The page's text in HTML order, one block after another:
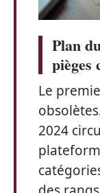
Plan
pièges
Le
2024